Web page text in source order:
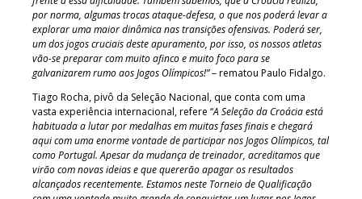
por norma, algumas trocas ataque-defesa, o que nos poderá levar a
explorar uma maior dinâmica nas transições ofensivas. Poderá ser,
um dos jogos cruciais deste apuramento, por isso, os nossos atletas
vão-se preparar com muito afinco e muito foco para se
galvanizarem rumo aos Jogos Olímpicos!”– rematou Paulo Fidalgo.
Tiago Rocha, pivô da Seleção Nacional, que conta com uma
vasta experiência internacional, refere “A Seleção da Croácia está
habituada a lutar por medalhas em muitas fases finais e chegará
aqui com uma enorme vontade de participar nos Jogos Olímpicos, tal
como Portugal. Apesar da mudança de treinador, acreditamos que
virão com novas ideias e que quererão apagar os resultados
alcançados recentemente. Estamos neste Torneio de Qualificação